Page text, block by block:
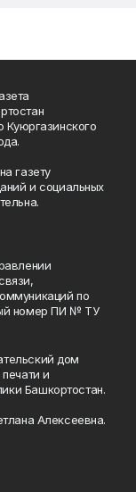
Куюргазинского
газету
и социальных
по
номер ПИ № ТУ
дом
и
Башкортостан.
Алексеевна.